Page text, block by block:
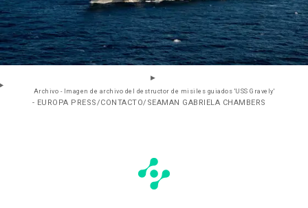
Archivo - Imagen de archivo del destructor de misiles guiados 'USS Gravely'
- EUROPA PRESS/CONTACTO/SEAMAN GABRIELA CHAMBERS